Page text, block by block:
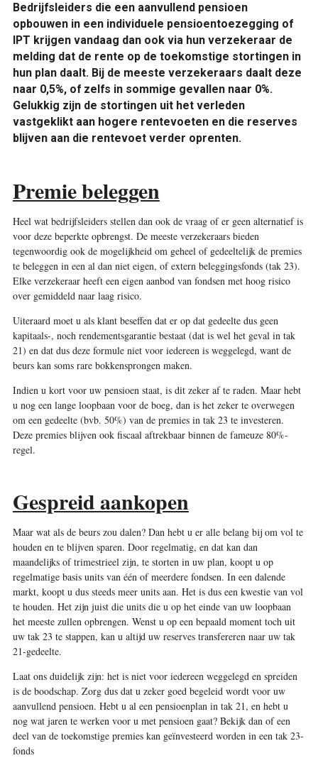
Bedrijfsleiders die een aanvullend pensioen
opbouwen in een individuele pensioentoezegging of
IPT krijgen vandaag dan ook via hun verzekeraar de
melding dat de rente op de toekomstige stortingen in
hun plan daalt. Bij de meeste verzekeraars daalt deze
naar 0,5%, of zelfs in sommige gevallen naar 0%.
Gelukkig zijn de stortingen uit het verleden
vastgeklikt aan hogere rentevoeten en die reserves
blijven aan die rentevoet verder oprenten.
Premie beleggen
Heel wat bedrijfsleiders stellen dan ook de vraag of er geen alternatief is
voor deze beperkte opbrengst. De meeste verzekeraars bieden
tegenwoordig ook de mogelijkheid om geheel of gedeeltelijk de premies
te beleggen in een al dan niet eigen, of extern beleggingsfonds (tak 23).
Elke verzekeraar heeft een eigen aanbod van fondsen met hoog risico
over gemiddeld naar laag risico.
Uiteraard moet u als klant beseffen dat er op dat gedeelte dus geen
kapitaals-, noch rendementsgarantie bestaat (dat is wel het geval in tak
21) en dat dus deze formule niet voor iedereen is weggelegd, want de
beurs kan soms rare bokkensprongen maken.
Indien u kort voor uw pensioen staat, is dit zeker af te raden. Maar hebt
u nog een lange loopbaan voor de boeg, dan is het zeker te overwegen
om een gedeelte (bvb. 50%) van de premies in tak 23 te investeren.
Deze premies blijven ook fiscaal aftrekbaar binnen de fameuze 80%-
regel.
Gespreid aankopen
Maar wat als de beurs zou dalen? Dan hebt u er alle belang bij om vol te
houden en te blijven sparen. Door regelmatig, en dat kan dan
maandelijks of trimestrieel zijn, te storten in uw plan, koopt u op
regelmatige basis units van één of meerdere fondsen. In een dalende
markt, koopt u dus steeds meer units aan. Het is dus een kwestie van vol
te houden. Het zijn juist die units die u op het einde van uw loopbaan
het meeste zullen opbrengen. Wenst u op een bepaald moment toch uit
uw tak 23 te stappen, kan u altijd uw reserves transfereren naar uw tak
21-gedeelte.
Laat ons duidelijk zijn: het is niet voor iedereen weggelegd en spreiden
is de boodschap. Zorg dus dat u zeker goed begeleid wordt voor uw
aanvullend pensioen. Hebt u al een pensioenplan in tak 21, en hebt u
nog wat jaren te werken voor u met pensioen gaat? Bekijk dan of een
deel van de toekomstige premies kan geïnvesteerd worden in een tak 23-
fonds